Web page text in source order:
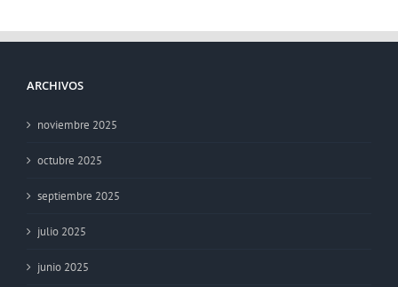
ARCHIVOS
noviembre 2025
octubre 2025
septiembre 2025
julio 2025
junio 2025